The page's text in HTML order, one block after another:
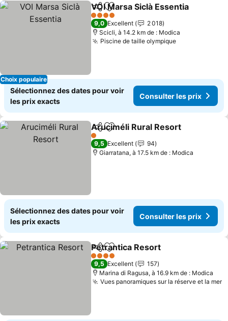
Choix populaire
PartagerAjouter à mes favoris
VOI Marsa Siclà Essentia
4 Étoiles
9,0 Excellent
2 018
Scicli, à 14.2 km de : Modica
Piscine de taille olympiqueConsulter
Sélectionnez des dates pour voir
les prix exacts
Consulter les prix
PartagerAjouter à mes favoris
Aruciméli Rural Resort
1 Étoiles
9,5 Excellent
94
Giarratana, à 17.5 km de : Modica
Sélectionnez des dates pour voir
les prix exacts
Consulter les prix
PartagerAjouter à mes favoris
Petrantica Resort
4 Étoiles
9,5 Excellent
157
Marina di Ragusa, à 16.9 km de : Modica
Vues panoramiques sur la réserve et la mer